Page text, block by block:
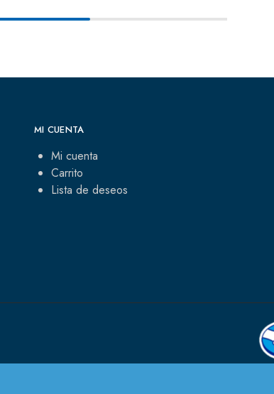
MI CUENTA
Mi cuenta
Carrito
Lista de deseos